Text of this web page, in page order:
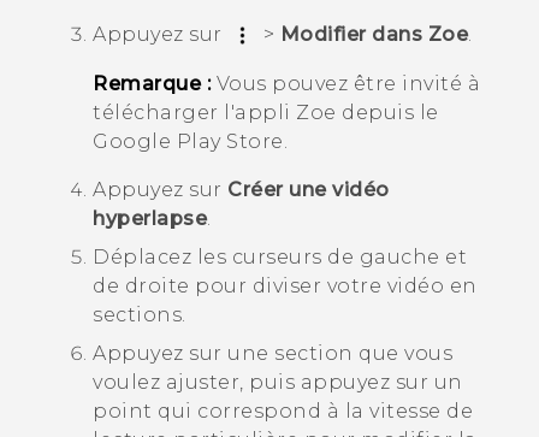
Appuyez sur > Modifier dans Zoe.
Remarque :Vous pouvez être invité à
télécharger l'appli Zoe depuis le
Google Play Store.
Appuyez sur Créer une vidéo
hyperlapse.
Déplacez les curseurs de gauche et
de droite pour diviser votre vidéo en
sections.
Appuyez sur une section que vous
voulez ajuster, puis appuyez sur un
point qui correspond à la vitesse de